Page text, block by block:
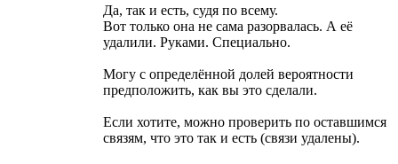
Да, так и есть, судя по всему.
Вот только она не сама разорвалась. А её
удалили. Руками. Специально.
Могу с определённой долей вероятности
предположить, как вы это сделали.
Если хотите, можно проверить по оставшимся
связям, что это так и есть (связи удалены).